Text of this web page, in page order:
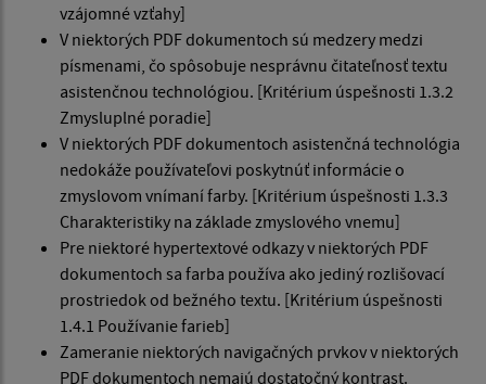
vzájomné vzťahy]
V niektorých PDF dokumentoch sú medzery medzi
písmenami, čo spôsobuje nesprávnu čitateľnosť textu
asistenčnou technológiou. [Kritérium úspešnosti 1.3.2
Zmysluplné poradie]
V niektorých PDF dokumentoch asistenčná technológia
nedokáže používateľovi poskytnúť informácie o
zmyslovom vnímaní farby. [Kritérium úspešnosti 1.3.3
Charakteristiky na základe zmyslového vnemu]
Pre niektoré hypertextové odkazy v niektorých PDF
dokumentoch sa farba používa ako jediný rozlišovací
prostriedok od bežného textu. [Kritérium úspešnosti
1.4.1 Používanie farieb]
Zameranie niektorých navigačných prvkov v niektorých
PDF dokumentoch nemajú dostatočný kontrast.